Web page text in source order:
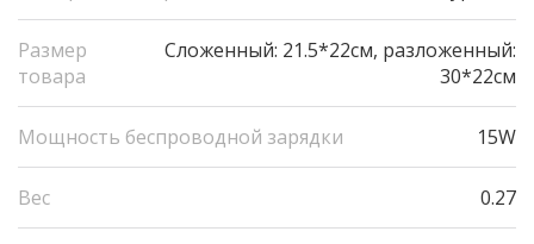
Размер
товара
Сложенный: 21.5*22см, разложенный:
30*22см
Мощность беспроводной зарядки 15W
Вес 0.27